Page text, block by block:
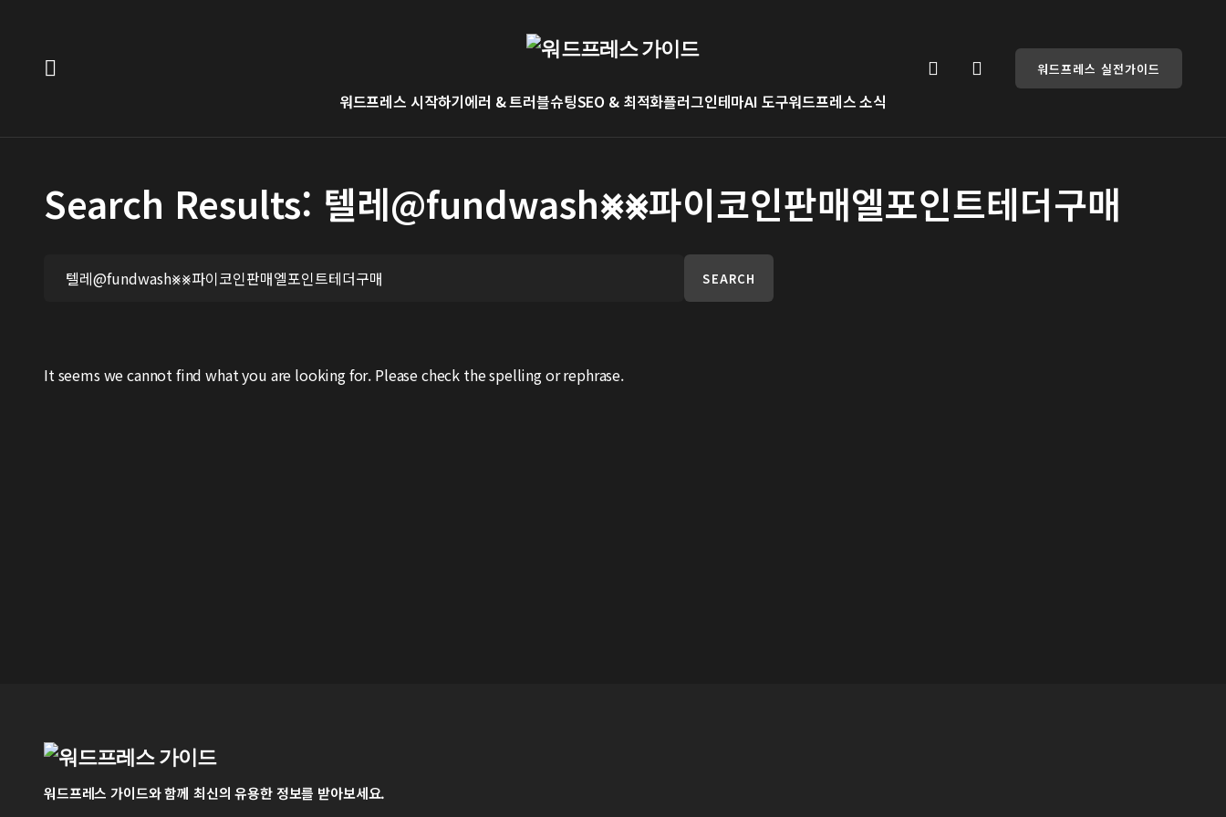
워드프레스 실전가이드
워드프레스 시작하기에러 & 트러블슈팅SEO & 최적화플러그인테마AI 도구워드프레스 소식
Search Results: 텔레@fundwash⨳⨳파이코인판매엘포인트테더구매
SEARCH
It seems we cannot find what you are looking for. Please check the spelling or rephrase.
워드프레스 가이드와 함께 최신의 유용한 정보를 받아보세요.